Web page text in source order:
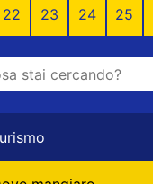
22 23 24 25